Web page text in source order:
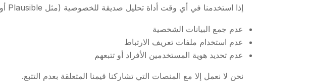
إذا استخدمنا في أي وقت أداة تحليل صديقة للخصوصية (مثل Plausible أو Simple Analytics)، فسوف تقوم بما يلي:
عدم جمع البيانات الشخصية
عدم استخدام ملفات تعريف الارتباط
عدم تحديد هوية المستخدمين الأفراد أو تتبعهم
نحن لا نعمل إلا مع المنصات التي تشاركنا قيمنا المتعلقة بعدم التتبع.